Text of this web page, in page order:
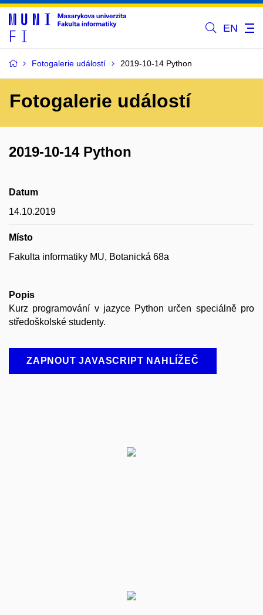
EN
Fotogalerie událostí 2019-10-14 Python
Fotogalerie událostí
2019-10-14 Python
Datum
14.10.2019
Místo
Fakulta informatiky MU, Botanická 68a
Popis
Kurz programování v jazyce Python určen speciálně pro
středoškolské studenty.
ZAPNOUT JAVASCRIPT NAHLÍŽEČ